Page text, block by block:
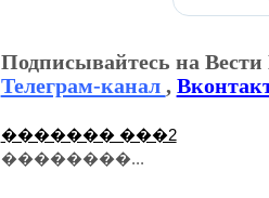
Подписывайтесь на
Телеграм-канал ,
������� ���2
��������...